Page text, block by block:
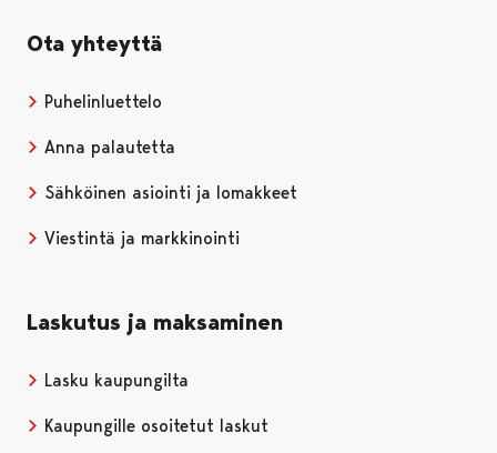
Ota yhteyttä
Puhelinluettelo
Anna palautetta
Sähköinen asiointi ja lomakkeet
Viestintä ja markkinointi
Laskutus ja maksaminen
Lasku kaupungilta
Kaupungille osoitetut laskut